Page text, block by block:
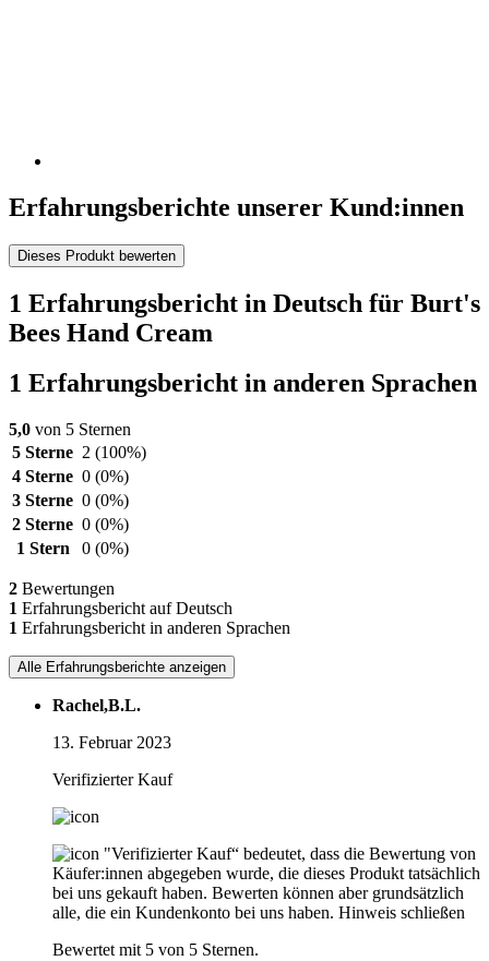
Erfahrungsberichte unserer Kund:innen
Dieses Produkt bewerten
1 Erfahrungsbericht in Deutsch für Burt's
Bees Hand Cream
1 Erfahrungsbericht in anderen Sprachen
5,0 von 5 Sternen
5 Sterne 2 (100%)
4 Sterne 0 (0%)
3 Sterne 0 (0%)
2 Sterne 0 (0%)
1 Stern
0 (0%)
2 Bewertungen
1 Erfahrungsbericht auf Deutsch
1 Erfahrungsbericht in anderen Sprachen
Alle Erfahrungsberichte anzeigen
Rachel,B.L.
13. Februar 2023
Verifizierter Kauf
"Verifizierter Kauf“ bedeutet, dass die Bewertung von
Käufer:innen abgegeben wurde, die dieses Produkt tatsächlich
bei uns gekauft haben. Bewerten können aber grundsätzlich
alle, die ein Kundenkonto bei uns haben. Hinweis schließen
Bewertet mit 5 von 5 Sternen.